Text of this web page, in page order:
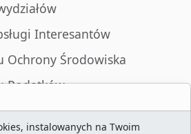
instalowanych na Twoim
Interesantów
Ochrony Środowiska
Podatków
Spraw Obywatelskich